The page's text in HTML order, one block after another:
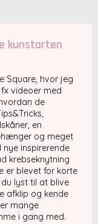
kunstarten
Square, hvor jeg
videoer med
de
en
og meget
inspirerende
krebseknytning
er blevet for korte
lyst til at blive
afklip og kende
mange
i gang med.